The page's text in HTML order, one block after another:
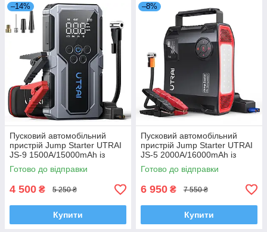
–14%
Пусковий автомобільний
пристрій Jump Starter UTRAI
JS-9 1500А/15000mAh із
вбудованим компресором
для підкачування шин 150
Готово до відправки
4 500 ₴ 5 250 ₴
Купити
–8%
Пусковий автомобільний
пристрій Jump Starter UTRAI
JS-5 2000А/16000mAh із
вбудованим компресором
для підкачування шин 150
Готово до відправки
6 950 ₴ 7 550 ₴
Купити